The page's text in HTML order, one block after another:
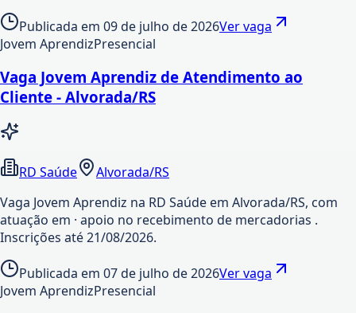
Publicada em 09 de julho de 2026Ver vaga
Jovem AprendizPresencial
Vaga Jovem Aprendiz de Atendimento ao
Cliente - Alvorada/RS
RD Saúde
Alvorada/RS
Vaga Jovem Aprendiz na RD Saúde em Alvorada/RS, com
atuação em · apoio no recebimento de mercadorias .
Inscrições até 21/08/2026.
Publicada em 07 de julho de 2026Ver vaga
Jovem AprendizPresencial